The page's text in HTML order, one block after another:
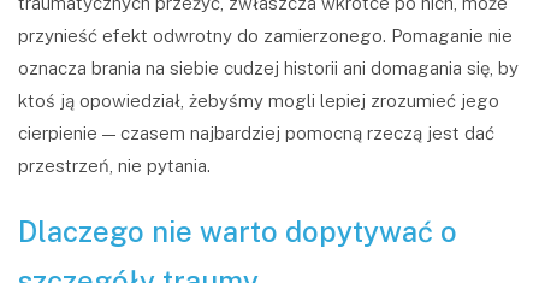
przynieść efekt odwrotny do zamierzonego. Pomaganie nie
oznacza brania na siebie cudzej historii ani domagania się, by
ktoś ją opowiedział, żebyśmy mogli lepiej zrozumieć jego
cierpienie — czasem najbardziej pomocną rzeczą jest dać
przestrzeń, nie pytania.
Dlaczego nie warto dopytywać o